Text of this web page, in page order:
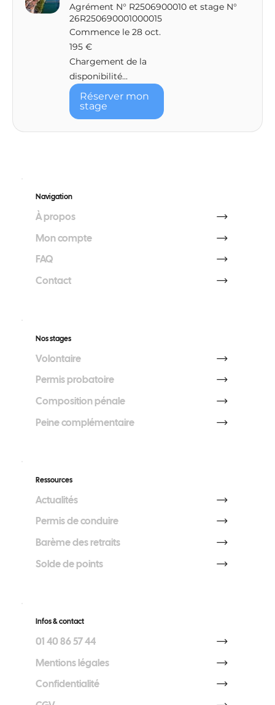
Agrément N° R2506900010 et stage N°
26R250690001000015
Commence le 28 oct.
195
euros
195 €
Chargement de la
disponibilité...
Réserver mon
stage
Ressources
Actualités
Permis de conduire
Barème des retraits
Solde de points
Nos stages
Volontaire
Permis probatoire
Composition pénale
Peine complémentaire
Infos & contact
01 40 86 57 44
Mentions légales
Confidentialité
Navigation
À propos
Mon compte
FAQ
Contact